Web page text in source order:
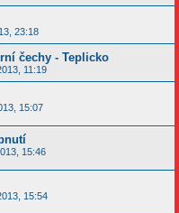
23:18
čechy - Teplicko
11:19
15:07
15:46
15:54